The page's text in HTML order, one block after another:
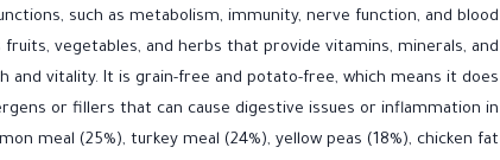
such as metabolism, immunity, nerve function, and blood
vegetables, and herbs that provide vitamins, minerals, and
vitality. It is grain-free and potato-free, which means it does
or fillers that can cause digestive issues or inflammation in
meal (25%), turkey meal (24%), yellow peas (18%), chicken fat